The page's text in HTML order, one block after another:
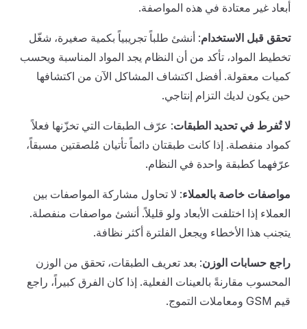
أبعاد غير معتادة في هذه المواصفة.
تحقق قبل الاستخدام: أنشئ طلباً تجريبياً بكمية صغيرة، شغّل
تخطيط المواد، تأكد من أن النظام يجد المواد المناسبة ويحسب
كميات معقولة. أفضل اكتشاف المشاكل الآن من اكتشافها
حين يكون لديك التزام إنتاجي.
لا تُفرط في تحديد الطبقات: عرّف الطبقات التي تخزّنها فعلاً
كمواد منفصلة. إذا كانت طبقتان دائماً تأتيان مُلصقتين مسبقاً،
عرّفهما كطبقة واحدة في النظام.
مواصفات خاصة بالعملاء: لا تحاول مشاركة المواصفات بين
العملاء إذا اختلفت الأبعاد ولو قليلاً. أنشئ مواصفات منفصلة.
يتجنب هذا الأخطاء ويجعل الفلترة أكثر نظافة.
راجع حسابات الوزن: بعد تعريف الطبقات، تحقق من الوزن
المحسوب مقارنةً بالعينات الفعلية. إذا كان الفرق كبيراً، راجع
قيم GSM ومعاملات التموج.